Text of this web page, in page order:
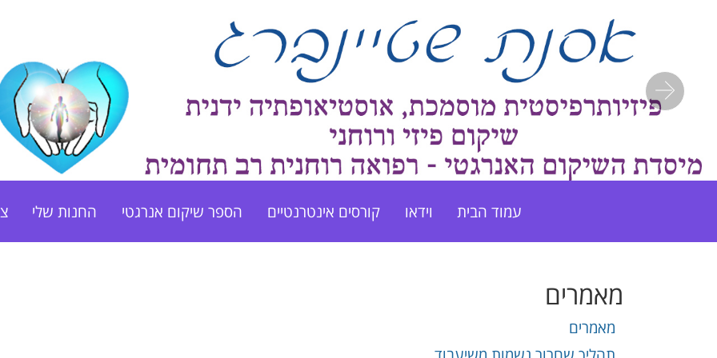
Next
החנות שלי הספר שיקום אנרגטי קורסים אינטרנטיים וידאו עמוד הבית
מאמרים
מאמרים